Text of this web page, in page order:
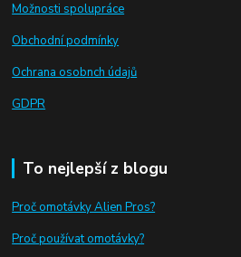
Možnosti spolupráce
Obchodní podmínky
Ochrana osobnch údajů
GDPR
To nejlepší z blogu
Proč omotávky Alien Pros?
Proč používat omotávky?